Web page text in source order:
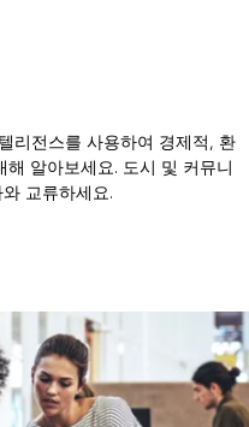
리전스를 사용하여 경제적, 환
알아보세요. 도시 및 커뮤니
교류하세요.